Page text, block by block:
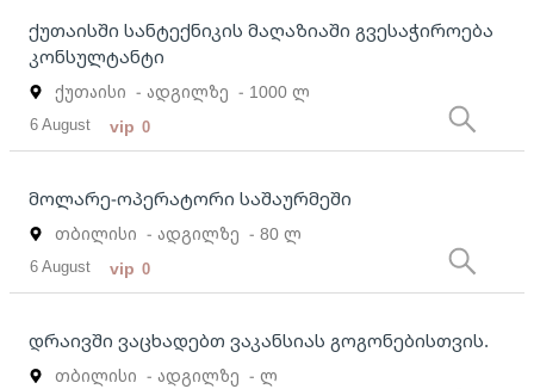
ქუთაისში სანტექნიკის მაღაზიაში გვესაჭიროება
კონსულტანტი
ქუთაისი - ადგილზე - 1000 ლ
6 August vip 0
მოლარე-ოპერატორი საშაურმეში
თბილისი - ადგილზე - 80 ლ
6 August vip 0
დრაივში ვაცხადებთ ვაკანსიას გოგონებისთვის.
თბილისი - ადგილზე - ლ